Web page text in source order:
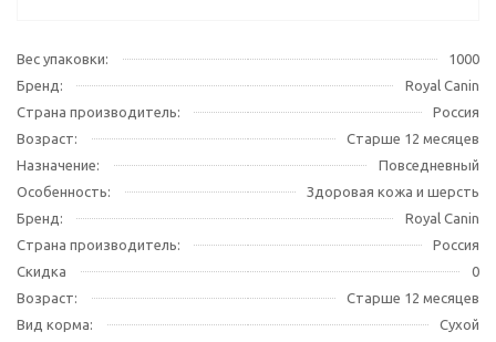
Вес упаковки:
1000
Бренд:
Royal Canin
Страна производитель:
Россия
Возраст:
Старше 12 месяцев
Назначение:
Повседневный
Особенность:
Здоровая кожа и шерсть
Бренд:
Royal Canin
Страна производитель:
Россия
Скидка
0
Возраст:
Старше 12 месяцев
Вид корма:
Сухой